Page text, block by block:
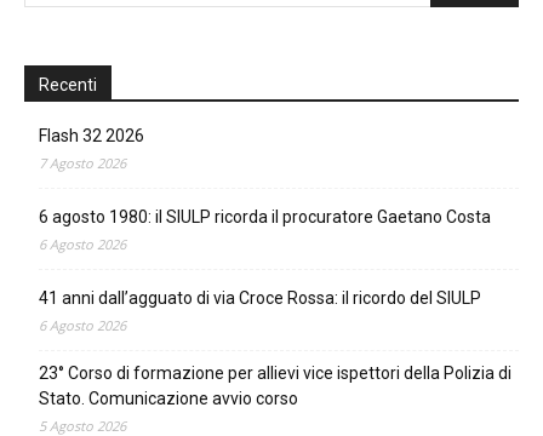
Recenti
Flash 32 2026
7 Agosto 2026
6 agosto 1980: il SIULP ricorda il procuratore Gaetano Costa
6 Agosto 2026
41 anni dall’agguato di via Croce Rossa: il ricordo del SIULP
6 Agosto 2026
23° Corso di formazione per allievi vice ispettori della Polizia di
Stato. Comunicazione avvio corso
5 Agosto 2026